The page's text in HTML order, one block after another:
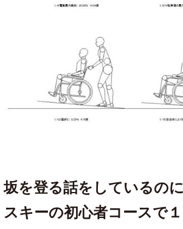
坂を登る話をしているの
スキーの初心者コースで